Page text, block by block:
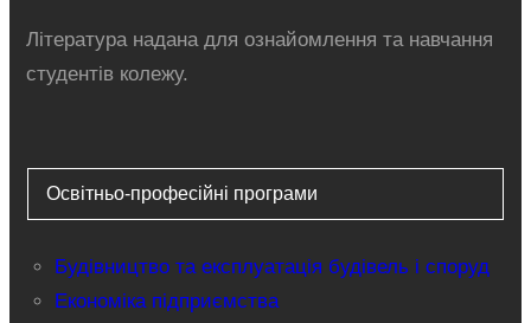
Література надана для ознайомлення та навчання
студентів колежу.
Освітньо-професійні програми
Будівництво та експлуатація будівель і споруд
Економіка підприємства